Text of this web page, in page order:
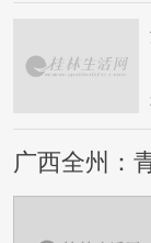
广西全州：